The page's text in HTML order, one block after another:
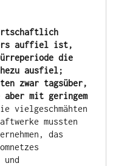
auffiel ist,
die
ausfiel;
zwar tagsüber,
aber mit geringem
vielgeschmähten
mussten
das
und